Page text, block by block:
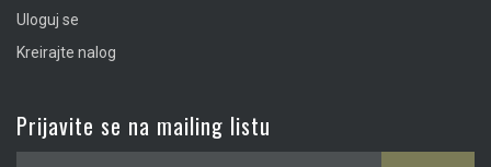
Uloguj se
Kreirajte nalog
Prijavite se na mailing listu